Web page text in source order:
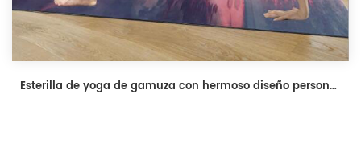
Esterilla de yoga de gamuza con hermoso diseño personalizado